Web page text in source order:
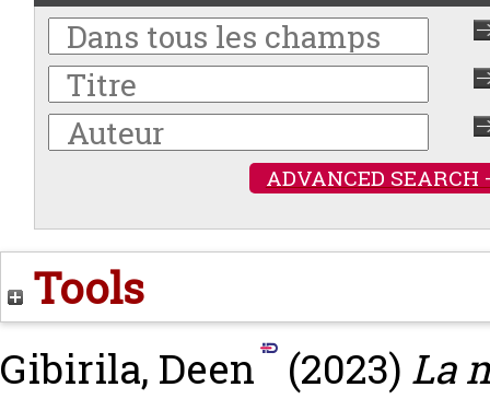
ADVANCED SEARCH
Tools
Gibirila, Deen (2023) La